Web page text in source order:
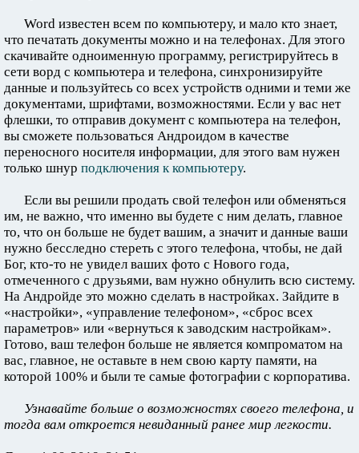
Word известен всем по компьютеру, и мало кто знает,
что печатать документы можно и на телефонах. Для этого
скачивайте одноименную программу, регистрируйтесь в
сети ворд с компьютера и телефона, синхронизируйте
данные и пользуйтесь со всех устройств одними и теми же
документами, шрифтами, возможностями. Если у вас нет
флешки, то отправив документ с компьютера на телефон,
вы сможете пользоваться Андроидом в качестве
переносного носителя информации, для этого вам нужен
только шнур подключения к компьютеру.
Если вы решили продать свой телефон или обменяться
им, не важно, что именно вы будете с ним делать, главное
то, что он больше не будет вашим, а значит и данные ваши
нужно бесследно стереть с этого телефона, чтобы, не дай
Бог, кто-то не увидел ваших фото с Нового года,
отмеченного с друзьями, вам нужно обнулить всю систему.
На Андройде это можно сделать в настройках. Зайдите в
«настройки», «управление телефоном», «сброс всех
параметров» или «вернуться к заводским настройкам».
Готово, ваш телефон больше не является компроматом на
вас, главное, не оставьте в нем свою карту памяти, на
которой 100% и были те самые фотографии с корпоратива.
Узнавайте больше о возможностях своего телефона, и
тогда вам откроется невиданный ранее мир легкости.